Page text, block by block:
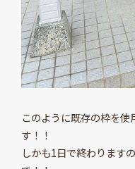
このように既存の枠を
す！！
しかも1日で終わります